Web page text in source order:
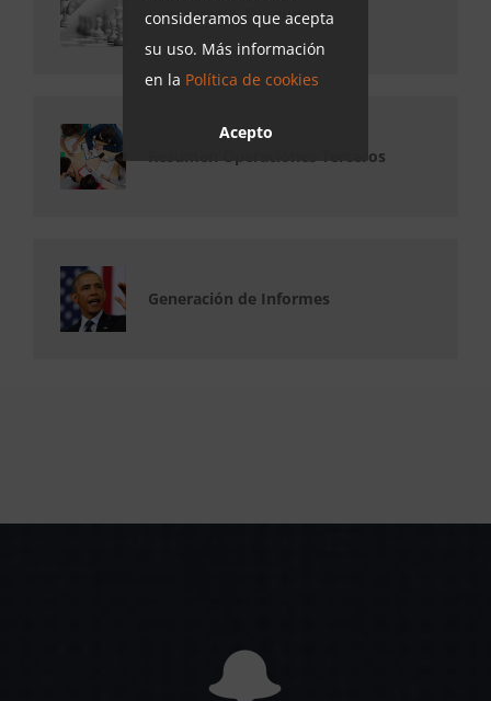
Contratos & Finiquitos
Resumen Operaciones Terceros
Generación de Informes
consideramos que acepta
su uso. Más información
en la Política de cookies
Acepto